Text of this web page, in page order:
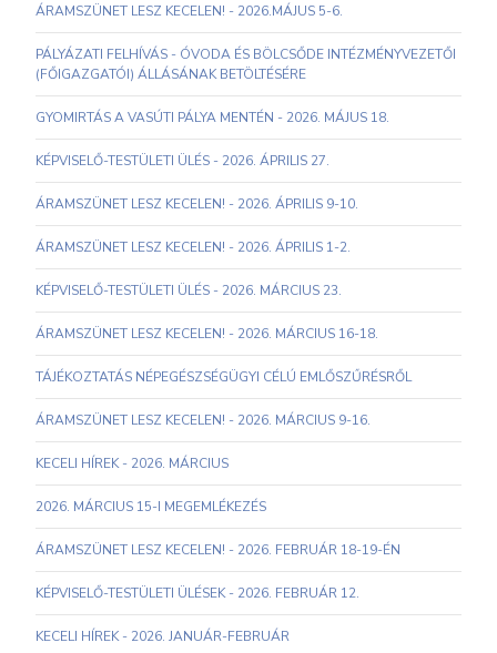
ÁRAMSZÜNET LESZ KECELEN! - 2026.MÁJUS 5-6.
PÁLYÁZATI FELHÍVÁS - ÓVODA ÉS BÖLCSŐDE INTÉZMÉNYVEZETŐI
(FŐIGAZGATÓI) ÁLLÁSÁNAK BETÖLTÉSÉRE
GYOMIRTÁS A VASÚTI PÁLYA MENTÉN - 2026. MÁJUS 18.
KÉPVISELŐ-TESTÜLETI ÜLÉS - 2026. ÁPRILIS 27.
ÁRAMSZÜNET LESZ KECELEN! - 2026. ÁPRILIS 9-10.
ÁRAMSZÜNET LESZ KECELEN! - 2026. ÁPRILIS 1-2.
KÉPVISELŐ-TESTÜLETI ÜLÉS - 2026. MÁRCIUS 23.
ÁRAMSZÜNET LESZ KECELEN! - 2026. MÁRCIUS 16-18.
TÁJÉKOZTATÁS NÉPEGÉSZSÉGÜGYI CÉLÚ EMLŐSZŰRÉSRŐL
ÁRAMSZÜNET LESZ KECELEN! - 2026. MÁRCIUS 9-16.
KECELI HÍREK - 2026. MÁRCIUS
2026. MÁRCIUS 15-I MEGEMLÉKEZÉS
ÁRAMSZÜNET LESZ KECELEN! - 2026. FEBRUÁR 18-19-ÉN
KÉPVISELŐ-TESTÜLETI ÜLÉSEK - 2026. FEBRUÁR 12.
KECELI HÍREK - 2026. JANUÁR-FEBRUÁR